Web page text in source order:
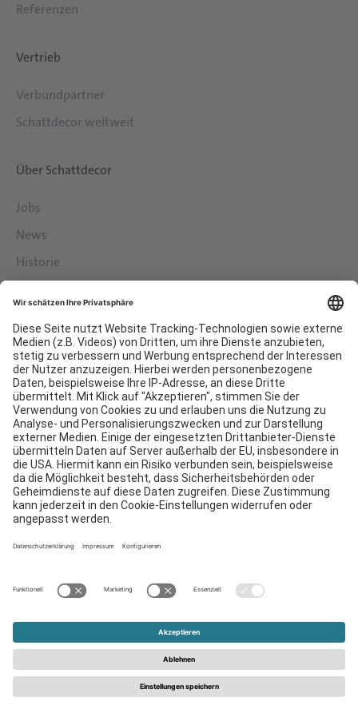
Referenzen
Vertrieb
Verbundpartner
Schattdecor weltweit
Über Schattdecor
Jobs
News
Historie
Services
Downloads
Kontakt
EDI
Impressum
Hinweisgebersystem
AGB
© 2026 - Schattdecor | Alle Rechte vorbehalten